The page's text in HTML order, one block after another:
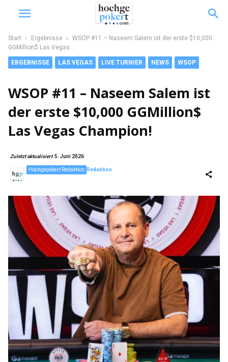
Start Ergebnisse
WSOP #11 – Naseem Salem ist der erste $10,000
GGMillion$ Las Vegas...
ERGEBNISSE LAS VEGAS LIVE TURNIER NEWS WSOP
WSOP #11 – Naseem Salem ist
der erste $10,000 GGMillion$
Las Vegas Champion!
Zuletzt aktualisiert5. Juni 2026
Redaktion
Hochgepokert Redaktion